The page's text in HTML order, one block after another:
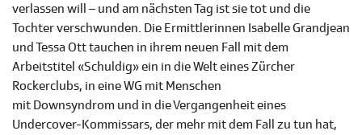
verlassen will – und am nächsten Tag ist sie tot und die
Tochter verschwunden. Die Ermittlerinnen Isabelle Grandjean
und Tessa Ott tauchen in ihrem neuen Fall mit dem
Arbeitstitel «Schuldig» ein in die Welt eines Zürcher
Rockerclubs, in eine WG mit Menschen
mit Downsyndrom und in die Vergangenheit eines
Undercover-Kommissars, der mehr mit dem Fall zu tun hat,